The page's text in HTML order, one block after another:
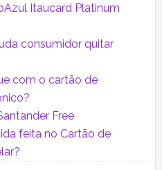
Itaucard Platinum
consumidor quitar
com o cartão de
Free
feita no Cartão de